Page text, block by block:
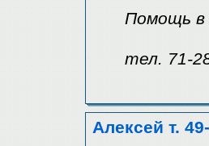
Помощь в
тел. 71-
Алексей т.